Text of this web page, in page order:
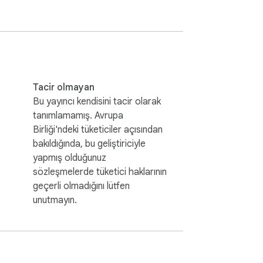
Tacir olmayan
Bu yayıncı kendisini tacir olarak
tanımlamamış. Avrupa
Birliği'ndeki tüketiciler açısından
bakıldığında, bu geliştiriciyle
yapmış olduğunuz
sözleşmelerde tüketici haklarının
geçerli olmadığını lütfen
unutmayın.